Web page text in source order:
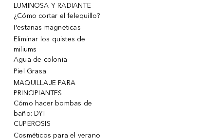
LUMINOSA Y RADIANTE
¿Cómo cortar el felequillo?
Pestanas magneticas
Eliminar los quistes de
miliums
Agua de colonia
Piel Grasa
MAQUILLAJE PARA
PRINCIPIANTES
Cómo hacer bombas de
baño: DYI
CUPEROSIS
Cosméticos para el verano